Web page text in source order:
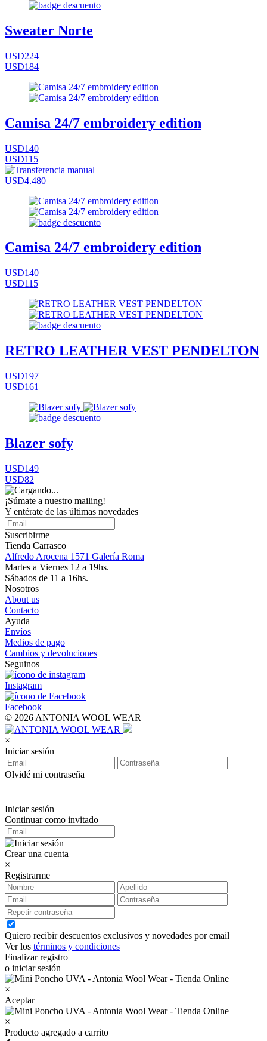
Sweater Norte
USD224
USD184
Camisa 24/7 embroidery edition
USD140
USD115
USD4.480
Camisa 24/7 embroidery edition
USD140
USD115
RETRO LEATHER VEST PENDELTON
USD197
USD161
Blazer sofy
USD149
USD82
¡Súmate a nuestro mailing!
Y entérate de las últimas novedades
Suscribirme
Tienda Carrasco
Alfredo Arocena 1571 Galería Roma
Martes a Viernes 12 a 19hs.
Sábados de 11 a 16hs.
Nosotros
About us
Contacto
Ayuda
Envíos
Medios de pago
Cambios y devoluciones
Seguinos
Instagram
Facebook
© 2026 ANTONIA WOOL WEAR
×
Iniciar sesión
Olvidé mi contraseña
Iniciar sesión
Continuar como invitado
Crear una cuenta
×
Registrarme
Quiero recibir descuentos exclusivos y novedades por email
Ver los términos y condiciones
Finalizar registro
o iniciar sesión
×
Aceptar
×
Producto agregado a carrito